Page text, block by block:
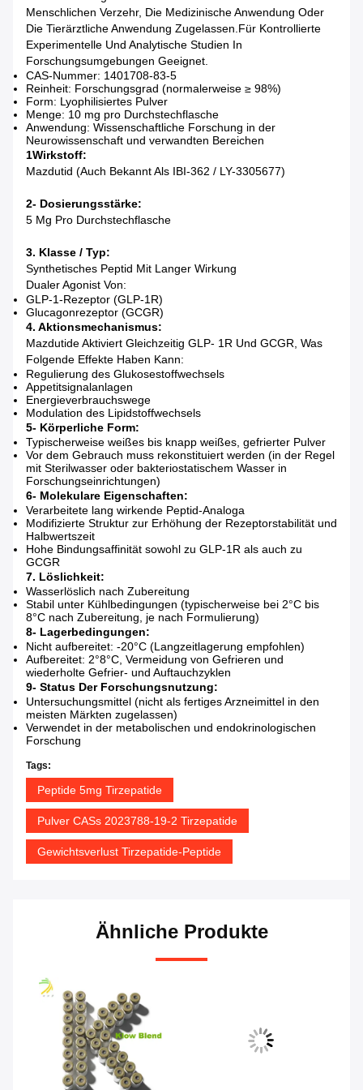
Menschlichen Verzehr, Die Medizinische Anwendung Oder
Die Tierärztliche Anwendung Zugelassen.für Kontrollierte
Experimentelle Und Analytische Studien In
Forschungsumgebungen Geeignet.
CAS-Nummer: 1401708-83-5
Reinheit: Forschungsgrad (normalerweise ≥ 98%)
Form: Lyophilisiertes Pulver
Menge: 10 mg pro Durchstechflasche
Anwendung: Wissenschaftliche Forschung in der
Neurowissenschaft und verwandten Bereichen
1Wirkstoff:
Mazdutid (auch Bekannt Als IBI-362 / LY-3305677)
2- Dosierungsstärke:
5 Mg Pro Durchstechflasche
3. Klasse / Typ:
Synthetisches Peptid Mit Langer Wirkung
Dualer Agonist Von:
GLP-1-Rezeptor (GLP-1R)
Glucagonrezeptor (GCGR)
4. Aktionsmechanismus:
Mazdutide Aktiviert Gleichzeitig GLP- 1R Und GCGR, Was
Folgende Effekte Haben Kann:
Regulierung des Glukosestoffwechsels
Appetitsignalanlagen
Energieverbrauchswege
Modulation des Lipidstoffwechsels
5- Körperliche Form:
Typischerweise weißes bis knapp weißes, gefrierter Pulver
Vor dem Gebrauch muss rekonstituiert werden (in der Regel
mit Sterilwasser oder bakteriostatischem Wasser in
Forschungseinrichtungen)
6- Molekulare Eigenschaften:
Verarbeitete lang wirkende Peptid-Analoga
Modifizierte Struktur zur Erhöhung der Rezeptorstabilität und
Halbwertszeit
Hohe Bindungsaffinität sowohl zu GLP-1R als auch zu
GCGR
7. Löslichkeit:
Wasserlöslich nach Zubereitung
Stabil unter Kühlbedingungen (typischerweise bei 2°C bis
8°C nach Zubereitung, je nach Formulierung)
8- Lagerbedingungen:
Nicht aufbereitet: -20°C (Langzeitlagerung empfohlen)
Aufbereitet: 2°8°C, Vermeidung von Gefrieren und
wiederholte Gefrier- und Auftauchzyklen
9- Status Der Forschungsnutzung:
Untersuchungsmittel (nicht als fertiges Arzneimittel in den
meisten Märkten zugelassen)
Verwendet in der metabolischen und endokrinologischen
Forschung
Tags:
Peptide 5mg Tirzepatide
Pulver CASs 2023788-19-2 Tirzepatide
Gewichtsverlust Tirzepatide-Peptide
Ähnliche Produkte